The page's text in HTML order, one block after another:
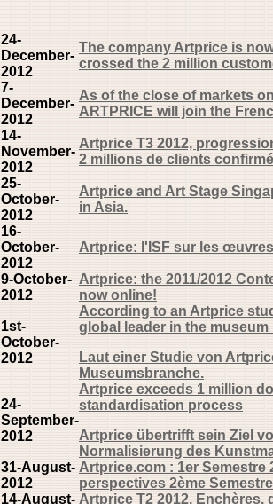
24-
December-
2012
The company Artprice is
crossed the 2 million
7-
December-
2012
As of the close of markets
ARTPRICE will join the
14-
November-
2012
Artprice T3 2012,
2 millions de clients
25-
October-
2012
Artprice and Art Stage
in Asia.
16-
October-
2012
Artprice: l'ISF sur les
9-October-
2012
Artprice: the 2011/2012
now online!
1st-
October-
2012
According to an Artprice
global leader in the museum
Laut einer Studie von
Museumsbranche.
24-
September-
2012
Artprice exceeds 1 million
standardisation process
Artprice übertrifft sein Ziel
Normalisierung des
31-August-
2012
Artprice.com : 1er Semestre
perspectives 2ème Semestre
14-August- Artprice T2 2012, Enchères,